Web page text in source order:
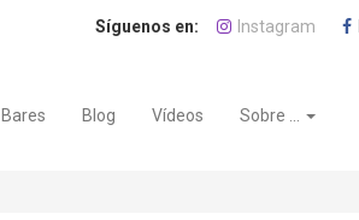
Instagram
Bares Blog Vídeos Sobre ...